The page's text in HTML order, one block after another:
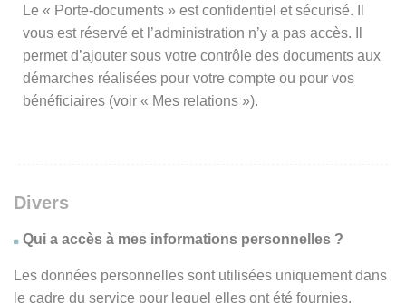
Le « Porte-documents » est confidentiel et sécurisé. Il
vous est réservé et l’administration n’y a pas accès. Il
permet d’ajouter sous votre contrôle des documents aux
démarches réalisées pour votre compte ou pour vos
bénéficiaires (voir « Mes relations »).
Divers
Qui a accès à mes informations personnelles ?
Les données personnelles sont utilisées uniquement dans
le cadre du service pour lequel elles ont été fournies.